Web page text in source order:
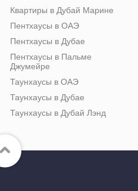
Квартиры в Дубай Марине
Пентхаусы в ОАЭ
Пентхаусы в Дубае
Пентхаусы в Пальме
Джумейре
Таунхаусы в ОАЭ
Таунхаусы в Дубае
Таунхаусы в Дубай Лэнд